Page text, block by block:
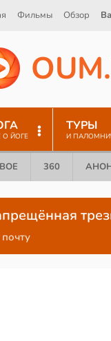
Фильмы Обзор
OUM.
О ЙОГЕ
ТУРЫ
И
360